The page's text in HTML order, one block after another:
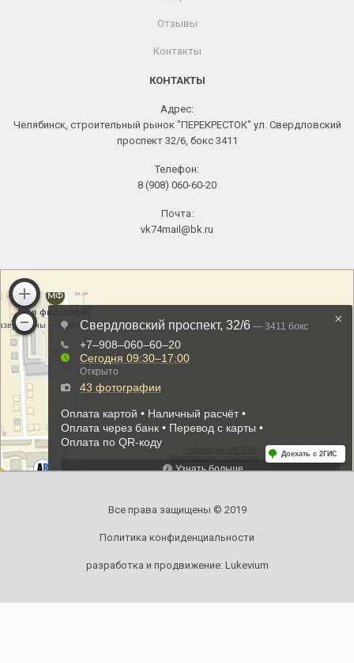
Отзывы
Контакты
КОНТАКТЫ
Адрес:
Челябинск, строительный рынок "ПЕРЕКРЕСТОК" ул. Свердловский
проспект 32/6, бокс 3411
Телефон:
8 (908) 060-60-20
Почта:
vk74mail@bk.ru
Все права защищены © 2019
Политика конфиденциальности
разработка и продвижение: Lukevium